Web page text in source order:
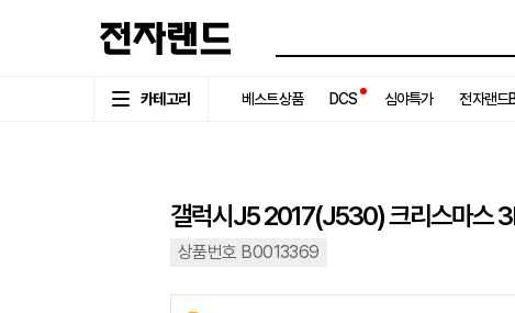
카테고리 베스트상품 DCS 심야특가 전자랜드
갤럭시J5 2017(J530) 크리스마스
상품번호 B0013369